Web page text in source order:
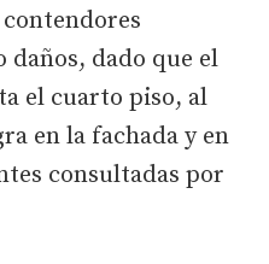
dado que el
el cuarto piso, al
en la fachada y en
consultadas por